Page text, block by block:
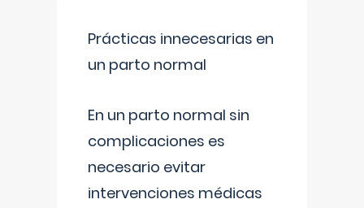
Prácticas innecesarias en
un parto normal
En un parto normal sin
complicaciones es
necesario evitar
intervenciones médicas